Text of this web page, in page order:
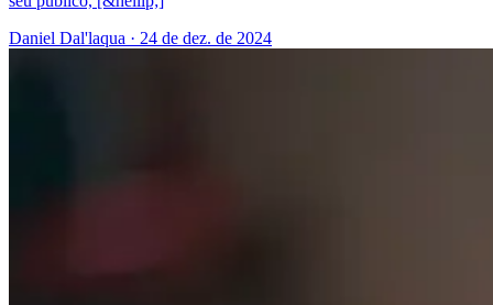
Daniel Dal'laqua · 24 de dez. de 2024